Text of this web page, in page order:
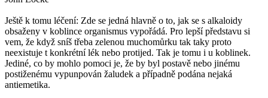
Ještě k tomu léčení: Zde se jedná hlavně o to, jak se s alkaloidy
obsaženy v koblince organismus vypořádá. Pro lepší představu si
vem, že když sníš třeba zelenou muchomůrku tak taky proto
neexistuje t konkrétní lék nebo protijed. Tak je tomu i u koblinek.
Jediné, co by mohlo pomoci je, že by byl postavě nebo jinému
postiženému vypunpován žaludek a případně podána nejaká
antiemetika.